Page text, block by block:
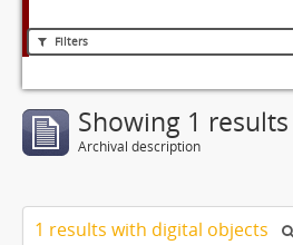
Filters
Showing 1 results
Archival description
1 results with digital objects